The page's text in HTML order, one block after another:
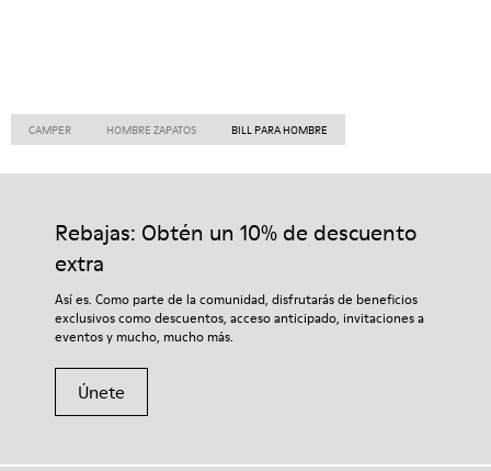
CAMPER HOMBRE ZAPATOS BILL PARA HOMBRE
Rebajas: Obtén un 10% de descuento
extra
Así es. Como parte de la comunidad, disfrutarás de beneficios
exclusivos como descuentos, acceso anticipado, invitaciones a
eventos y mucho, mucho más.
Únete